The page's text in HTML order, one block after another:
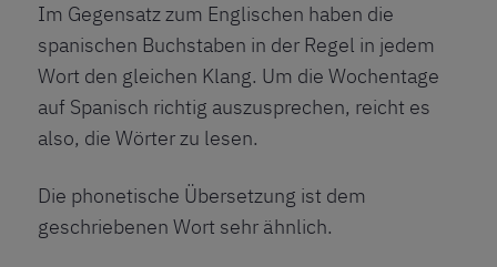
Im Gegensatz zum Englischen haben die
spanischen Buchstaben in der Regel in jedem
Wort den gleichen Klang. Um die Wochentage
auf Spanisch richtig auszusprechen, reicht es
also, die Wörter zu lesen.
Die phonetische Übersetzung ist dem
geschriebenen Wort sehr ähnlich.